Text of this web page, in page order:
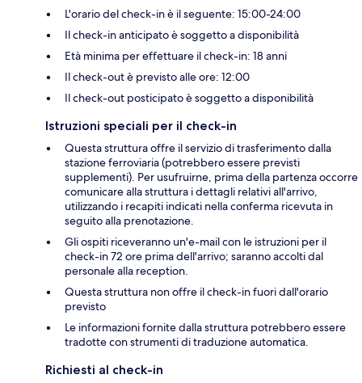
L'orario del check-in è il seguente: 15:00-24:00
Il check-in anticipato è soggetto a disponibilità
Età minima per effettuare il check-in: 18 anni
Il check-out è previsto alle ore: 12:00
Il check-out posticipato è soggetto a disponibilità
Istruzioni speciali per il check-in
Questa struttura offre il servizio di trasferimento dalla
stazione ferroviaria (potrebbero essere previsti
supplementi). Per usufruirne, prima della partenza occorre
comunicare alla struttura i dettagli relativi all'arrivo,
utilizzando i recapiti indicati nella conferma ricevuta in
seguito alla prenotazione.
Gli ospiti riceveranno un'e-mail con le istruzioni per il
check-in 72 ore prima dell'arrivo; saranno accolti dal
personale alla reception.
Questa struttura non offre il check-in fuori dall'orario
previsto
Le informazioni fornite dalla struttura potrebbero essere
tradotte con strumenti di traduzione automatica.
Richiesti al check-in